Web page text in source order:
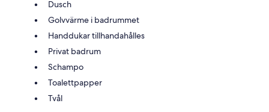
Dusch
Golvvärme i badrummet
Handdukar tillhandahålles
Privat badrum
Schampo
Toalettpapper
Tvål